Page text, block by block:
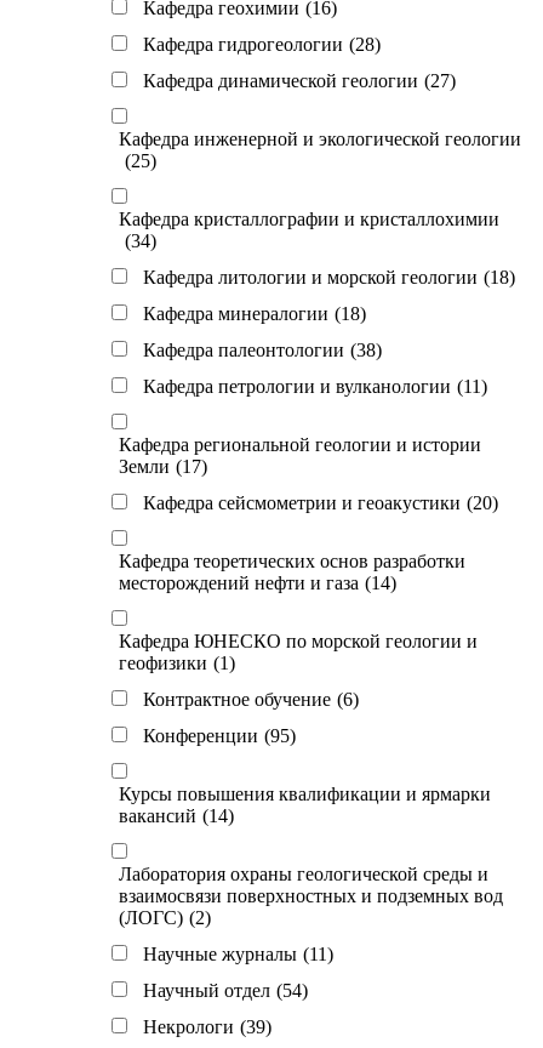
Кафедра геохимии (16)
Кафедра гидрогеологии (28)
Кафедра динамической геологии (27)
Кафедра инженерной и экологической геологии
(25)
Кафедра кристаллографии и кристаллохимии
(34)
Кафедра литологии и морской геологии (18)
Кафедра минералогии (18)
Кафедра палеонтологии (38)
Кафедра петрологии и вулканологии (11)
Кафедра региональной геологии и истории
Земли (17)
Кафедра сейсмометрии и геоакустики (20)
Кафедра теоретических основ разработки
месторождений нефти и газа (14)
Кафедра ЮНЕСКО по морской геологии и
геофизики (1)
Контрактное обучение (6)
Конференции (95)
Курсы повышения квалификации и ярмарки
вакансий (14)
Лаборатория охраны геологической среды и
взаимосвязи поверхностных и подземных вод
(ЛОГС) (2)
Научные журналы (11)
Научный отдел (54)
Некрологи (39)